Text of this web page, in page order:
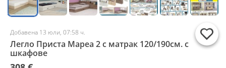
Добавена 13 юли, 07:58 ч.
Легло Приста Мареа 2 с матрак 120/190см. с
шкафове